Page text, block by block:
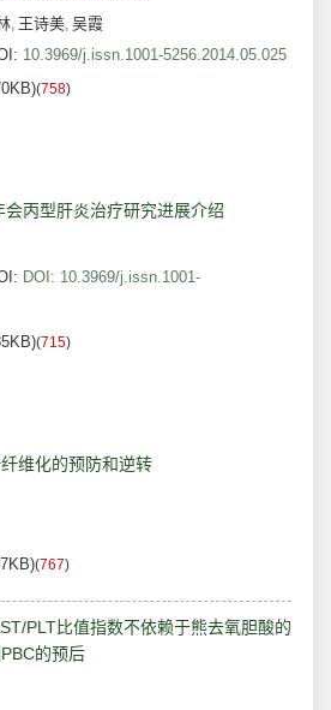
, 王诗美, 吴霞
10.3969/j.issn.1001-5256.2014.05.025
(758)
丙型肝炎治疗研究进展介绍
DOI: 10.3969/j.issn.1001-
(715)
维化的预防和逆转
(767)
PLT比值指数不依赖于熊去氧胆酸的
的预后